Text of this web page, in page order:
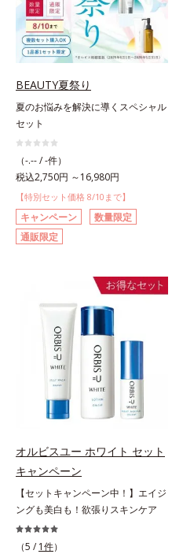
BEAUTY夏祭り
夏のお悩みを解決に導くスペシャル
セット
（-.-- / -件）
税込2,750円 ～16,980円
【特別セット価格 8/10まで】
キャンペーン
数量限定
通販限定
オルビスユー ホワイト セット
キャンペーン
【セットキャンペーン中！】エイジ
ングも美白も！欲張りスキンケア
（5 / 1件）